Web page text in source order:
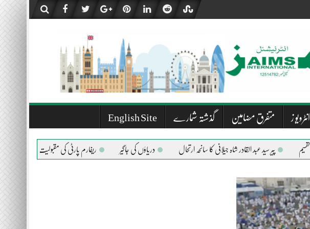
انٹرویو ز متفرق مضامین گذشتہ شمارے English Site
پیر سید عبد القادر شاہ جیلانی کا سانحہ ارتحال دریاؤں کی جاگیر ریفارم پارٹی کی مقبولیت کیوں ؟